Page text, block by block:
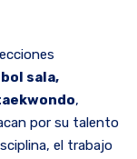
sala,
,
por su talento
el trabajo